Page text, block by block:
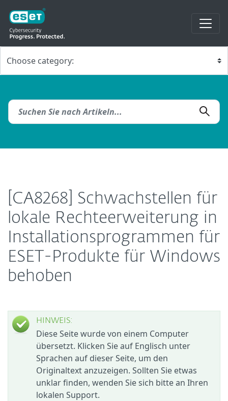
[CA8268] Schwachstellen für
lokale Rechteerweiterung in
Installationsprogrammen für
ESET-Produkte für Windows
behoben
HINWEIS:
Diese Seite wurde von einem Computer
übersetzt. Klicken Sie auf Englisch unter
Sprachen auf dieser Seite, um den
Originaltext anzuzeigen. Sollten Sie etwas
unklar finden, wenden Sie sich bitte an Ihren
lokalen Support.